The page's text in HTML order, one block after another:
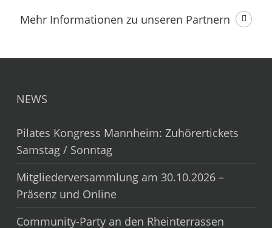
Mehr Informationen zu unseren Partnern
NEWS
Pilates Kongress Mannheim: Zuhörertickets
Samstag / Sonntag
Mitgliederversammlung am 30.10.2026 –
Präsenz und Online
Community-Party an den Rheinterrassen